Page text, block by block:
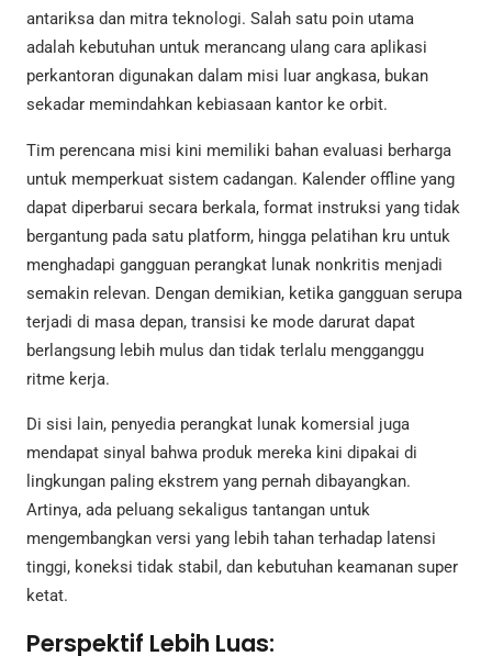
antariksa dan mitra teknologi. Salah satu poin utama
adalah kebutuhan untuk merancang ulang cara aplikasi
perkantoran digunakan dalam misi luar angkasa, bukan
sekadar memindahkan kebiasaan kantor ke orbit.
Tim perencana misi kini memiliki bahan evaluasi berharga
untuk memperkuat sistem cadangan. Kalender offline yang
dapat diperbarui secara berkala, format instruksi yang tidak
bergantung pada satu platform, hingga pelatihan kru untuk
menghadapi gangguan perangkat lunak nonkritis menjadi
semakin relevan. Dengan demikian, ketika gangguan serupa
terjadi di masa depan, transisi ke mode darurat dapat
berlangsung lebih mulus dan tidak terlalu mengganggu
ritme kerja.
Di sisi lain, penyedia perangkat lunak komersial juga
mendapat sinyal bahwa produk mereka kini dipakai di
lingkungan paling ekstrem yang pernah dibayangkan.
Artinya, ada peluang sekaligus tantangan untuk
mengembangkan versi yang lebih tahan terhadap latensi
tinggi, koneksi tidak stabil, dan kebutuhan keamanan super
ketat.
Perspektif Lebih Luas: